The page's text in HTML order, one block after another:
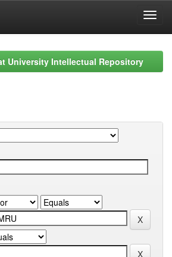
University Intellectual Repository